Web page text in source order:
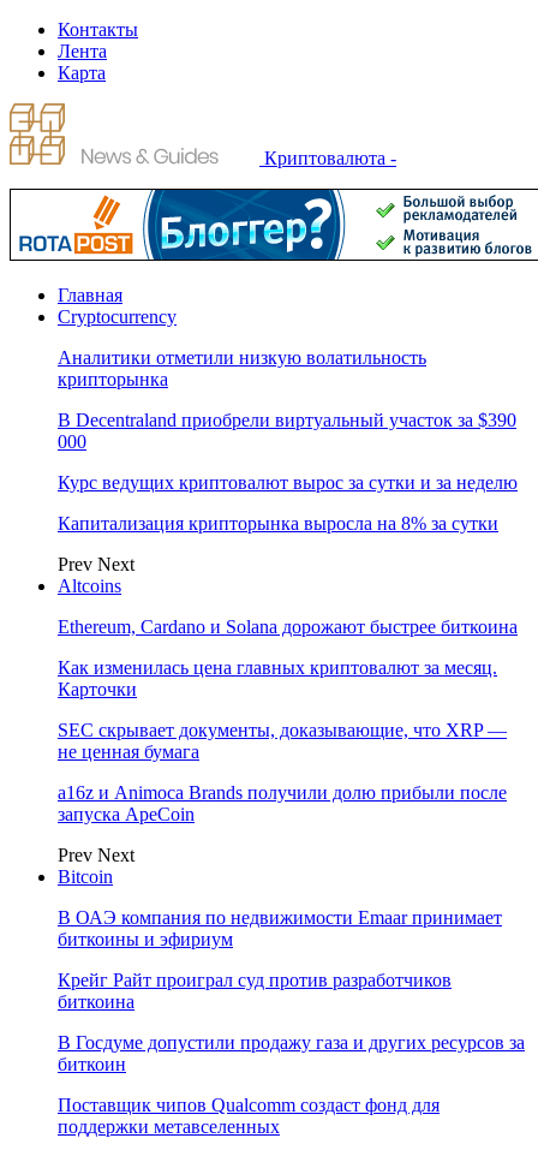
Контакты
Лента
Карта
Криптовалюта -
Главная
Cryptocurrency
Аналитики отметили низкую волатильность
крипторынка
В Decentraland приобрели виртуальный участок за $390
000
Курс ведущих криптовалют вырос за сутки и за неделю
Капитализация крипторынка выросла на 8% за сутки
Prev Next
Altcoins
Ethereum, Cardano и Solana дорожают быстрее биткоина
Как изменилась цена главных криптовалют за месяц.
Карточки
SEC скрывает документы, доказывающие, что XRP —
не ценная бумага
a16z и Animoca Brands получили долю прибыли после
запуска ApeCoin
Prev Next
Bitcoin
В ОАЭ компания по недвижимости Emaar принимает
биткоины и эфириум
Крейг Райт проиграл суд против разработчиков
биткоина
В Госдуме допустили продажу газа и других ресурсов за
биткоин
Поставщик чипов Qualcomm создаст фонд для
поддержки метавселенных